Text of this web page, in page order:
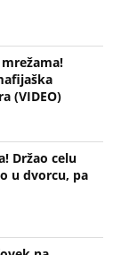
Držao celu
u dvorcu, pa
na
vam se